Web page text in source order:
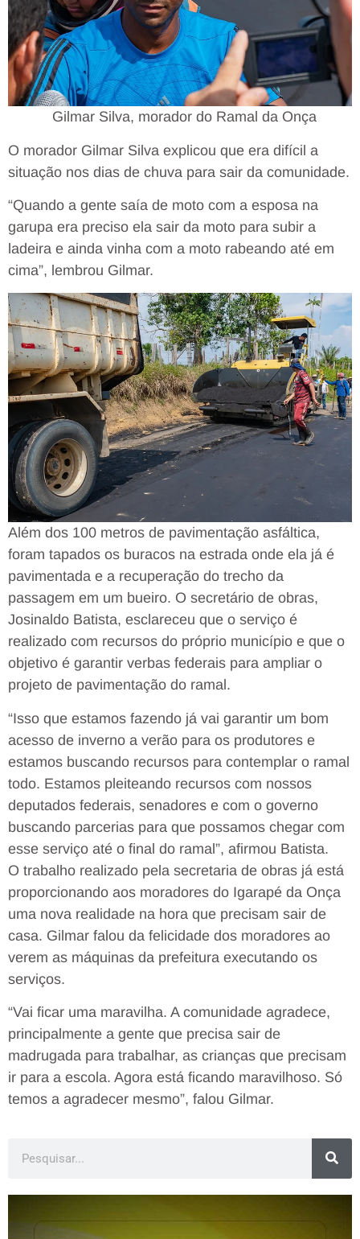
Gilmar Silva, morador do Ramal da Onça
O morador Gilmar Silva explicou que era difícil a
situação nos dias de chuva para sair da comunidade.
“Quando a gente saía de moto com a esposa na
garupa era preciso ela sair da moto para subir a
ladeira e ainda vinha com a moto rabeando até em
cima”, lembrou Gilmar.
Além dos 100 metros de pavimentação asfáltica,
foram tapados os buracos na estrada onde ela já é
pavimentada e a recuperação do trecho da
passagem em um bueiro. O secretário de obras,
Josinaldo Batista, esclareceu que o serviço é
realizado com recursos do próprio município e que o
objetivo é garantir verbas federais para ampliar o
projeto de pavimentação do ramal.
“Isso que estamos fazendo já vai garantir um bom
acesso de inverno a verão para os produtores e
estamos buscando recursos para contemplar o ramal
todo. Estamos pleiteando recursos com nossos
deputados federais, senadores e com o governo
buscando parcerias para que possamos chegar com
esse serviço até o final do ramal”, afirmou Batista.
O trabalho realizado pela secretaria de obras já está
proporcionando aos moradores do Igarapé da Onça
uma nova realidade na hora que precisam sair de
casa. Gilmar falou da felicidade dos moradores ao
verem as máquinas da prefeitura executando os
serviços.
“Vai ficar uma maravilha. A comunidade agradece,
principalmente a gente que precisa sair de
madrugada para trabalhar, as crianças que precisam
ir para a escola. Agora está ficando maravilhoso. Só
temos a agradecer mesmo”, falou Gilmar.